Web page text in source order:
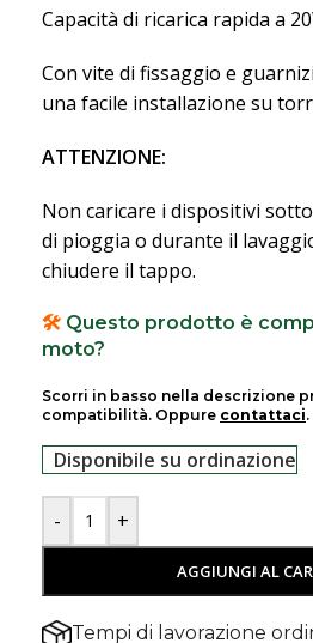
Capacità di ricarica rapida a
Con vite di fissaggio e
una facile installazione su
ATTENZIONE:
Non caricare i dispositivi
di pioggia o durante il
chiudere il tappo.
🛠️ Questo prodotto è
moto?
Scorri in basso nella descrizione
compatibilità. Oppure contattaci.
Disponibile su ordinazione
- +
AGGIUNGI AL
Tempi di lavorazione